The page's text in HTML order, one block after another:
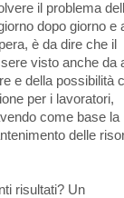
il problema
dopo giorno e
è da dire che il
visto anche da
e della possibilità
per i lavoratori,
come base la
delle
risultati? Un